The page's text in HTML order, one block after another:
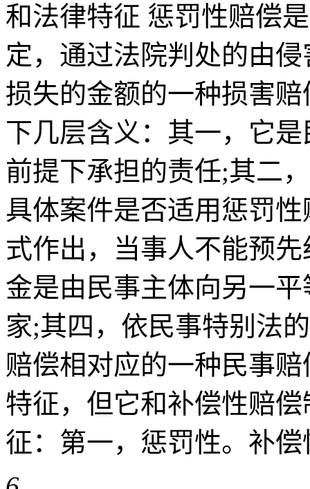
和法律特征 惩罚性赔偿
定，通过法院判处的由
损失的金额的一种损害
下几层含义：其一，它
前提下承担的责任;其二
具体案件是否适用惩罚
式作出，当事人不能预
金是由民事主体向另一
家;其四，依民事特别法
赔偿相对应的一种民事
特征，但它和补偿性赔
征：第一，惩罚性。补